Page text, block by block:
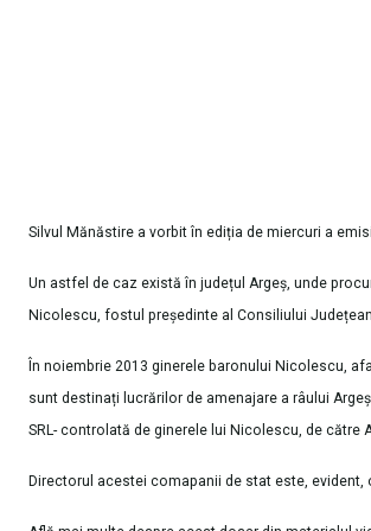
Silvul Mănăstire a vorbit în ediția de miercuri a
Un astfel de caz există în județul Argeș, unde
Nicolescu, fostul președinte al Consiliului
În noiembrie 2013 ginerele baronului Nicolescu,
sunt destinați lucrărilor de amenajare a râului
SRL- controlată de ginerele lui Nicolescu, de către
Directorul acestei comapanii de stat este,